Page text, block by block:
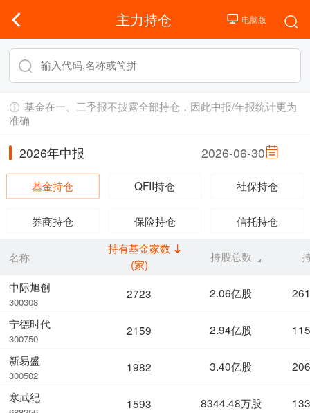
主力持仓
基金在一、三季报不披露全部持仓，因此中报/年报统计更为
准确
2026年中报 2026-06-30
基金持仓 QFII持仓 社保持仓
券商持仓 保险持仓 信托持仓
名称
中际旭创
300308
宁德时代
300750
新易盛
300502
寒武纪
持有基金家数
(家)
持股总数
2723 2.06亿股
2159 2.94亿股
1982 3.40亿股
1593 8344.48万股